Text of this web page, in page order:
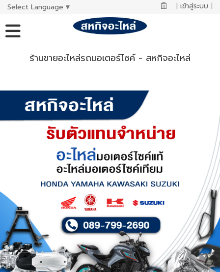
Select Language ▼ | เข้าสู่ระบบ |
ร้านขายอะไหล่รถมอเตอร์ไซค์ - สหกิจอะไหล่